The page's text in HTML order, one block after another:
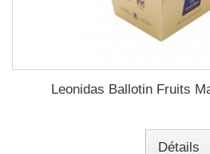
Leonidas Ballotin Fruits
Détails